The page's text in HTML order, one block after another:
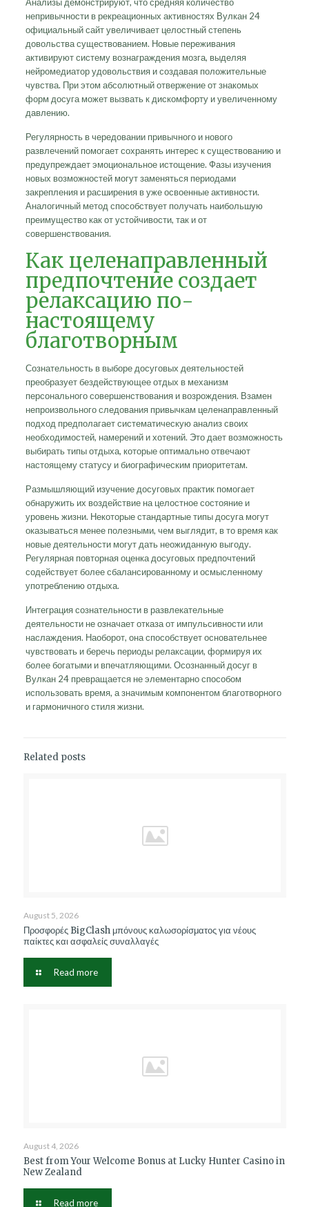
непривычности в рекреационных активностях Вулкан 24
официальный сайт увеличивает целостный степень
довольства существованием. Новые переживания
активируют систему вознаграждения мозга, выделяя
нейромедиатор удовольствия и создавая положительные
чувства. При этом абсолютный отвержение от знакомых
форм досуга может вызвать к дискомфорту и увеличенному
давлению.
Регулярность в чередовании привычного и нового
развлечений помогает сохранять интерес к существованию и
предупреждает эмоциональное истощение. Фазы изучения
новых возможностей могут заменяться периодами
закрепления и расширения в уже освоенные активности.
Аналогичный метод способствует получать наибольшую
преимущество как от устойчивости, так и от
совершенствования.
Как целенаправленный
предпочтение создает
релаксацию по-
настоящему
благотворным
Сознательность в выборе досуговых деятельностей
преобразует бездействующее отдых в механизм
персонального совершенствования и возрождения. Взамен
непроизвольного следования привычкам целенаправленный
подход предполагает систематическую анализ своих
необходимостей, намерений и хотений. Это дает возможность
выбирать типы отдыха, которые оптимально отвечают
настоящему статусу и биографическим приоритетам.
Размышляющий изучение досуговых практик помогает
обнаружить их воздействие на целостное состояние и
уровень жизни. Некоторые стандартные типы досуга могут
оказываться менее полезными, чем выглядит, в то время как
новые деятельности могут дать неожиданную выгоду.
Регулярная повторная оценка досуговых предпочтений
содействует более сбалансированному и осмысленному
употреблению отдыха.
Интеграция сознательности в развлекательные
деятельности не означает отказа от импульсивности или
наслаждения. Наоборот, она способствует основательнее
чувствовать и беречь периоды релаксации, формируя их
более богатыми и впечатляющими. Осознанный досуг в
Вулкан 24 превращается не элементарно способом
использовать время, а значимым компонентом благотворного
и гармоничного стиля жизни.
Related posts
August 5, 2026
Προσφορές BigClash μπόνους καλωσορίσματος για νέους
παίκτες και ασφαλείς συναλλαγές
Read more
August 4, 2026
Best from Your Welcome Bonus at Lucky Hunter Casino in
New Zealand
Read more